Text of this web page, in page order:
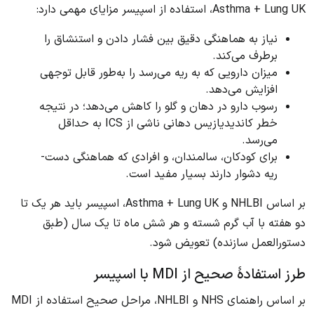
Asthma + Lung UK، استفاده از اسپیسر مزایای مهمی دارد:
نیاز به هماهنگی دقیق بین فشار دادن و استنشاق را
برطرف می‌کند.
میزان دارویی که به ریه می‌رسد را به‌طور قابل توجهی
افزایش می‌دهد.
رسوب دارو در دهان و گلو را کاهش می‌دهد؛ در نتیجه
خطر کاندیدیازیس دهانی ناشی از ICS به حداقل
می‌رسد.
برای کودکان، سالمندان، و افرادی که هماهنگی دست-
ریه دشوار دارند بسیار مفید است.
بر اساس NHLBI و Asthma + Lung UK، اسپیسر باید هر یک تا
دو هفته با آب گرم شسته و هر شش ماه تا یک سال (طبق
دستورالعمل سازنده) تعویض شود.
طرز استفادهٔ صحیح از MDI با اسپیسر
بر اساس راهنمای NHS و NHLBI، مراحل صحیح استفاده از MDI